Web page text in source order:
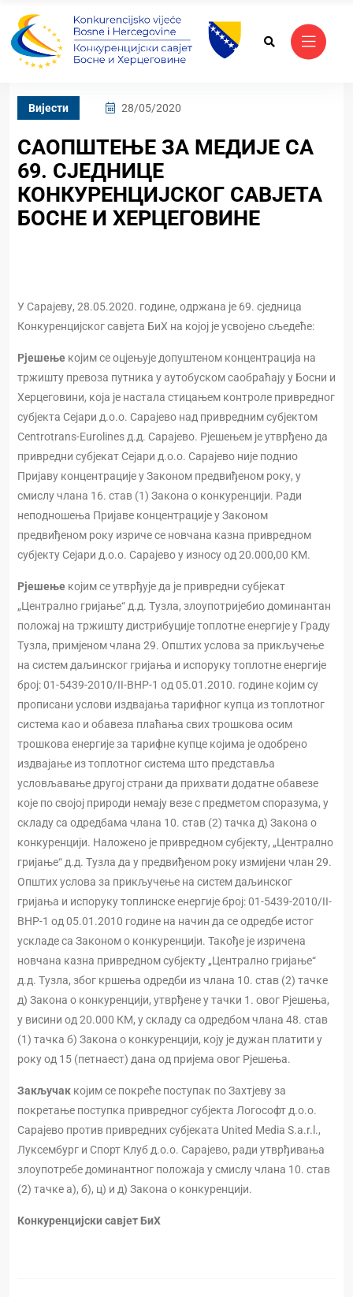
Вијести 28/05/2020
САОПШТЕЊЕ ЗА МЕДИЈЕ СА
69. СЈЕДНИЦЕ
КОНКУРЕНЦИЈСКОГ САВЈЕТА
БОСНЕ И ХЕРЦЕГОВИНЕ
У Сарајеву, 28.05.2020. године, одржана је 69. сједница
Конкуренцијског савјета БиХ на којој је усвојено сљедеће:
Рјешење којим се оцјењује допуштеном концентрација на
тржишту превоза путника у аутобуском саобраћају у Босни и
Херцеговини, која је настала стицањем контроле привредног
субјекта Сејари д.о.о. Сарајево над привредним субјектом
Centrotrans-Eurolines д.д. Сарајево. Рјешењем је утврђено да
привредни субјекат Сејари д.о.о. Сарајево није поднио
Пријаву концентрације у Законом предвиђеном року, у
смислу члана 16. став (1) Закона о конкуренцији. Ради
неподношења Пријаве концентрације у Законом
предвиђеном року изриче се новчана казна привредном
субјекту Сејари д.о.о. Сарајево у износу од 20.000,00 КМ.
Рјешење којим се утврђује да је привредни субјекат
„Централно гријање“ д.д. Тузла, злоупотријебио доминантан
положај на тржишту дистрибуције топлотне енергије у Граду
Тузла, примјеном члана 29. Општих услова за прикључење
на систем даљинског гријања и испоруку топлотне енергије
број: 01-5439-2010/II-ВНР-1 од 05.01.2010. године којим су
прописани услови издвајања тарифног купца из топлотног
система као и обавеза плаћања свих трошкова осим
трошкова енергије за тарифне купце којима је одобрено
издвајање из топлотног система што представља
условљавање другој страни да прихвати додатне обавезе
које по својој природи немају везе с предметом споразума, у
складу са одредбама члана 10. став (2) тачка д) Закона о
конкуренцији. Наложено је привредном субјекту, „Централно
гријање“ д.д. Тузла да у предвиђеном року измијени члан 29.
Општих услова за прикључење на систем даљинског
гријања и испоруку топлинске енергије број: 01-5439-2010/II-
ВНР-1 од 05.01.2010 године на начин да се одредбе истог
ускладе са Законом о конкуренцији. Такође је изричена
новчана казна привредном субјекту „Централно гријање“
д.д. Тузла, због кршења одредби из члана 10. став (2) тачке
д) Закона о конкуренцији, утврђене у тачки 1. овог Рјешења,
у висини од 20.000 КМ, у складу са одредбом члана 48. став
(1) тачка б) Закона о конкуренцији, коју је дужан платити у
року од 15 (петнаест) дана од пријема овог Рјешења.
Закључак којим се покреће поступак по Захтјеву за
покретање поступка привредног субјекта Логософт д.о.о.
Сарајево против привредних субјеката United Media S.a.r.l.,
Луксембург и Спорт Клуб д.о.о. Сарајево, ради утврђивања
злоупотребе доминантног положаја у смислу члана 10. став
(2) тачке а), б), ц) и д) Закона о конкуренцији.
Конкуренцијски савјет БиХ